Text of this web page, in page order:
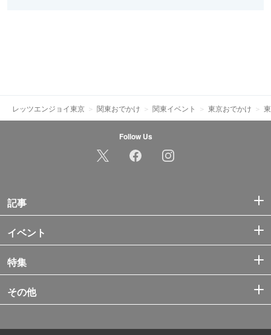
レッツエンジョイ東京 関東おでかけ 関東イベント 東京おでかけ
Follow Us
記事
イベント
特集
その他